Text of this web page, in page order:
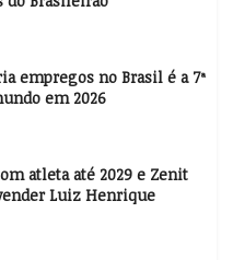
empregos no Brasil é a 7ª
em 2026
atleta até 2029 e Zenit
Luiz Henrique